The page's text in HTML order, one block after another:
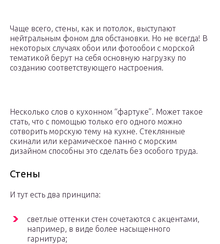
Чаще всего, стены, как и потолок, выступают
нейтральным фоном для обстановки. Но не всегда! В
некоторых случаях обои или фотообои с морской
тематикой берут на себя основную нагрузку по
созданию соответствующего настроения.
Несколько слов о кухонном “фартуке”. Может такое
стать, что с помощью только его одного можно
сотворить морскую тему на кухне. Стеклянные
скинали или керамическое панно с морским
дизайном способны это сделать без особого труда.
Стены
И тут есть два принципа:
светлые оттенки стен сочетаются с акцентами,
например, в виде более насыщенного
гарнитура;